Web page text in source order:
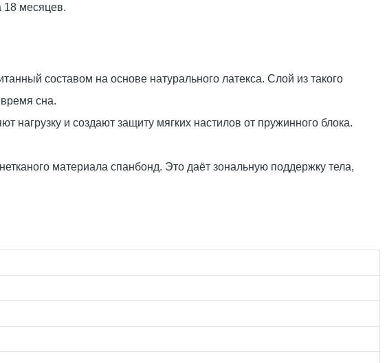
18 месяцев.
составом на основе натурального латекса. Слой из такого
сна.
и создают защиту мягких настилов от пружинного блока.
материала спанбонд. Это даёт зональную поддержку тела,